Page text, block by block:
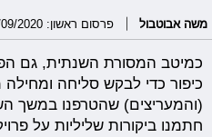
משה אבוטבול פרסום ראשון: 27/09/2020, 15:28
כמיטב המסורת השנתית, גם
כיפור כדי לבקש סליחה
(והמעריצים) שהטרפנו במשך
חתמנו ביקורות שליליות על